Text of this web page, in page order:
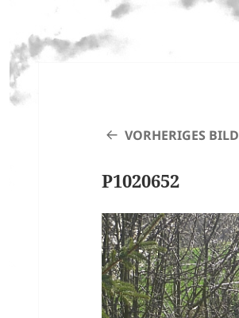
VORHERIGES BILD
P1020652